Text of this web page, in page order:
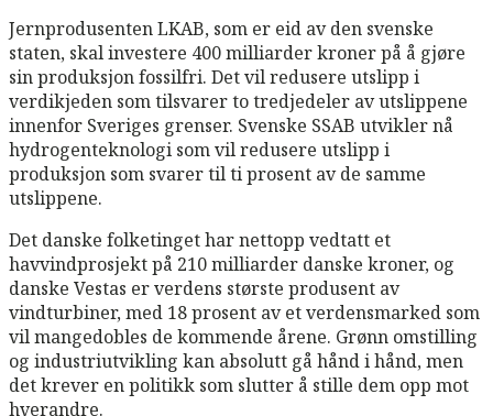
Jernprodusenten LKAB, som er eid av den svenske
staten, skal investere 400 milliarder kroner på å gjøre
sin produksjon fossilfri. Det vil redusere utslipp i
verdikjeden som tilsvarer to tredjedeler av utslippene
innenfor Sveriges grenser. Svenske SSAB utvikler nå
hydrogenteknologi som vil redusere utslipp i
produksjon som svarer til ti prosent av de samme
utslippene.
Det danske folketinget har nettopp vedtatt et
havvindprosjekt på 210 milliarder danske kroner, og
danske Vestas er verdens største produsent av
vindturbiner, med 18 prosent av et verdensmarked som
vil mangedobles de kommende årene. Grønn omstilling
og industriutvikling kan absolutt gå hånd i hånd, men
det krever en politikk som slutter å stille dem opp mot
hverandre.